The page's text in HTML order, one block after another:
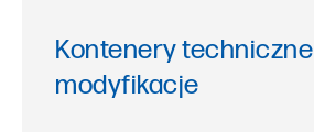
Kontenery techniczne
modyfikacje